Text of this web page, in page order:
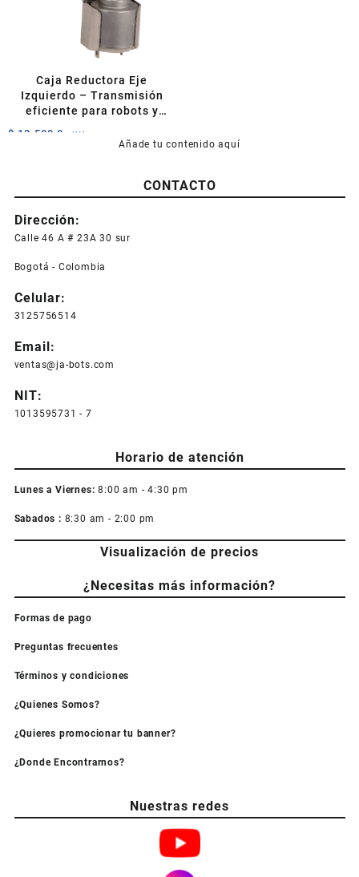
Caja Reductora Eje
Izquierdo – Transmisión
eficiente para robots y
$ 13.500,0 +IVA
Añade tu contenido aquí
CONTACTO
Dirección:
Calle 46 A # 23A 30 sur
Bogotá - Colombia
Celular:
3125756514
Email:
ventas@ja-bots.com
NIT:
1013595731 - 7
Horario de atención
Lunes a Viernes: 8:00 am - 4:30 pm
Sabados : 8:30 am - 2:00 pm
Visualización de precios
¿Necesitas más información?
Formas de pago
Preguntas frecuentes
Términos y condiciones
¿Quienes Somos?
¿Quieres promocionar tu banner?
¿Donde Encontrarnos?
Nuestras redes